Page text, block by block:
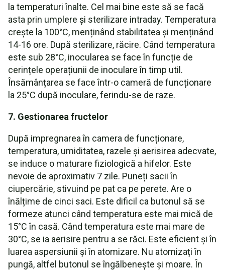
la temperaturi înalte. Cel mai bine este să se facă
asta prin umplere și sterilizare intraday. Temperatura
crește la 100°C, menținând stabilitatea și menținând
14-16 ore. După sterilizare, răcire. Când temperatura
este sub 28°C, inocularea se face în funcție de
cerințele operațiunii de inoculare în timp util.
Însămânțarea se face într-o cameră de funcționare
la 25°C după inoculare, ferindu-se de raze.
7. Gestionarea fructelor
După impregnarea în camera de funcționare,
temperatura, umiditatea, razele și aerisirea adecvate,
se induce o maturare fiziologică a hifelor. Este
nevoie de aproximativ 7 zile. Puneți sacii în
ciupercărie, stivuind pe pat ca pe perete. Are o
înălțime de cinci saci. Este dificil ca butonul să se
formeze atunci când temperatura este mai mică de
15°C în casă. Când temperatura este mai mare de
30°C, se ia aerisire pentru a se răci. Este eficient și în
luarea aspersiunii și în atomizare. Nu atomizați în
pungă, altfel butonul se îngălbenește și moare. În